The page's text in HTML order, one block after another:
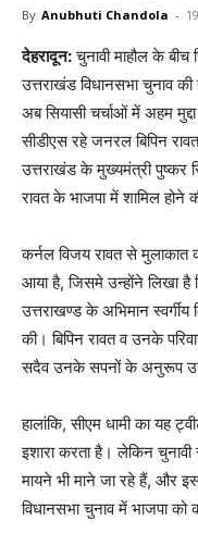
By Anubhuti Chandola -
देहरादून:चुनावी माहौल के बीच
उत्तराखंड विधानसभा चुनाव
अब सियासी चर्चाओं में अहम
सीडीएस रहे जनरल बिपिन
उत्तराखंड के मुख्यमंत्री पुष्कर
रावत के भाजपा में शामिल
कर्नल विजय रावत से मुलाकात
आया है, जिसमे उन्होंने लिखा
उत्तराखण्ड के अभिमान
की। बिपिन रावत व उनके
सदैव उनके सपनों के अनुरूप
हालांकि, सीएम धामी का यह
इशारा करता है। लेकिन
मायने भी माने जा रहे हैं, और
विधानसभा चुनाव में भाजपा